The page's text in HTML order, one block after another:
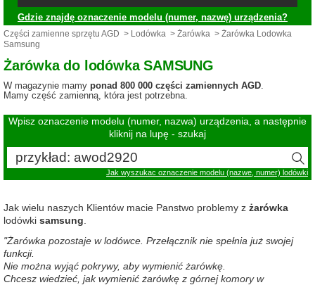
Gdzie znajdę oznaczenie modelu (numer, nazwę) urządzenia?
Części zamienne sprzętu AGD > Lodówka > Żarówka > Żarówka Lodowka
Samsung
Żarówka do lodówka SAMSUNG
W magazynie mamy ponad 800 000 części zamiennych AGD.
Mamy część zamienną, która jest potrzebna.
Wpisz oznaczenie modelu (numer, nazwa) urządzenia, a następnie
kliknij na lupę - szukaj
Jak wyszukac oznaczenie modelu (nazwe, numer) lodówki
Jak wielu naszych Klientów macie Panstwo problemy z żarówka
lodówki samsung
"Żarówka pozostaje w lodówce. Przełącznik nie spełnia już swojej
funkcji.
Nie można wyjąć pokrywy, aby wymienić żarówkę.
Chcesz wiedzieć, jak wymienić żarówkę z górnej komory w